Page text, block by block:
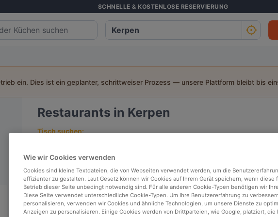
SCHNELLE & KOSTENLOSE RESERVIERUNG
ein. Dies ist ein geplanter, schrittweiser Prozess — unsere Plattform bleibt bis
Restaurants in Kerpen
Tisch suchen:
Top bewertet In der Nähe
Relevanz
Wie wir Cookies verwenden
Cookies sind kleine Textdateien, die von Webseiten verwendet werden, um die
effizienter zu gestalten. Laut Gesetz können wir Cookies auf Ihrem Gerät speichern, wenn diese
Betrieb dieser Seite unbedingt notwendig sind. Für alle anderen Cookie-Typen benötigen wir
Diese Seite verwendet unterschiedliche Cookie-Typen. Um Ihre Benutzererfahrung zu
personalisieren, verwenden wir Cookies und ähnliche Technologien, um unsere Dienste zu
Anzeigen zu personalisieren. Einige Cookies werden von Drittparteien, wie Google, platziert, die